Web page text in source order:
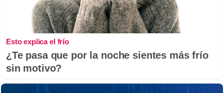
Esto explica el frío
¿Te pasa que por la noche sientes más frío
sin motivo?